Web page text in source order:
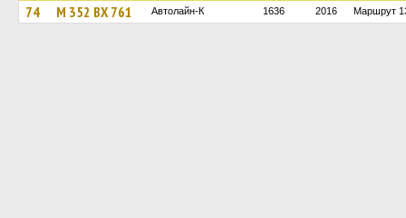
74 М 352 ВХ 761 Автолайн-К 1636 2016 Маршрут